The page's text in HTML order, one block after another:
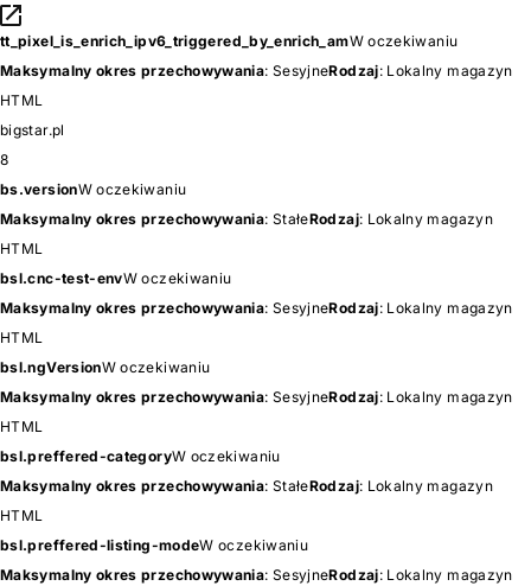
tt_pixel_is_enrich_ipv6_triggered_by_enrich_amW oczekiwaniu
Maksymalny okres przechowywania: SesyjneRodzaj: Lokalny magazyn
HTML
bigstar.pl
8
bs.versionW oczekiwaniu
Maksymalny okres przechowywania: StałeRodzaj: Lokalny magazyn
HTML
bsl.cnc-test-envW oczekiwaniu
Maksymalny okres przechowywania: SesyjneRodzaj: Lokalny magazyn
HTML
bsl.ngVersionW oczekiwaniu
Maksymalny okres przechowywania: SesyjneRodzaj: Lokalny magazyn
HTML
bsl.preffered-categoryW oczekiwaniu
Maksymalny okres przechowywania: StałeRodzaj: Lokalny magazyn
HTML
bsl.preffered-listing-modeW oczekiwaniu
Maksymalny okres przechowywania: SesyjneRodzaj: Lokalny magazyn